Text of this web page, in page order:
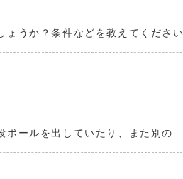
うか？条件などを教えてください
ボールを出していたり、また別の …